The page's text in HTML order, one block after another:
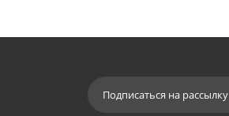
Подписаться на рассылку